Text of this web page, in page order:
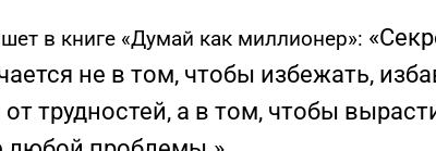
в книге «Думай как миллионер»:
не в том, чтобы избежать,
трудностей, а в том, чтобы